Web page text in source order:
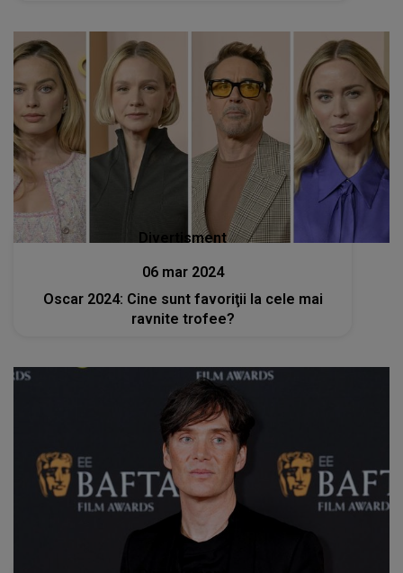
Divertisment
06 mar 2024
Oscar 2024: Cine sunt favoriţii la cele mai
ravnite trofee?